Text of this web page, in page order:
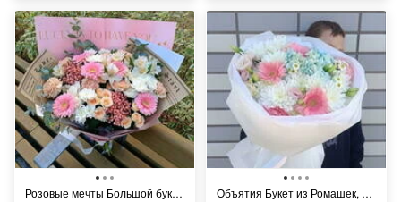
Розовые мечты Большой букет с кустовой розой и герберами Начальнице , коллеге Объятия Букет из Ромашек, мини гербер и белоснежной хризантемы Герберы Ромашки Гортензи